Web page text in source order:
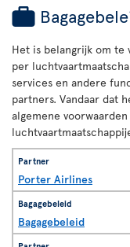
Het is belangrijk om te
per
services en andere
partners. Vandaar dat
algemene
Porter Airlines
Bagagebeleid